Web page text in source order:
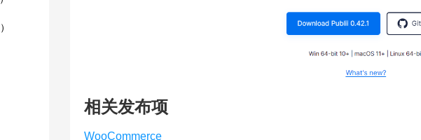
相关发布项
WooCommerce